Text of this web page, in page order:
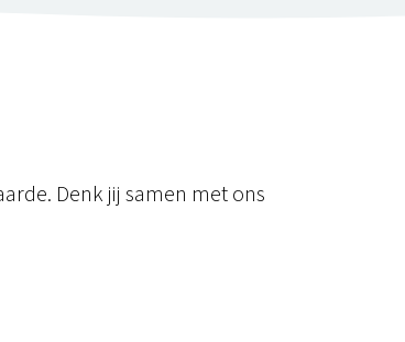
Denk jij samen met ons